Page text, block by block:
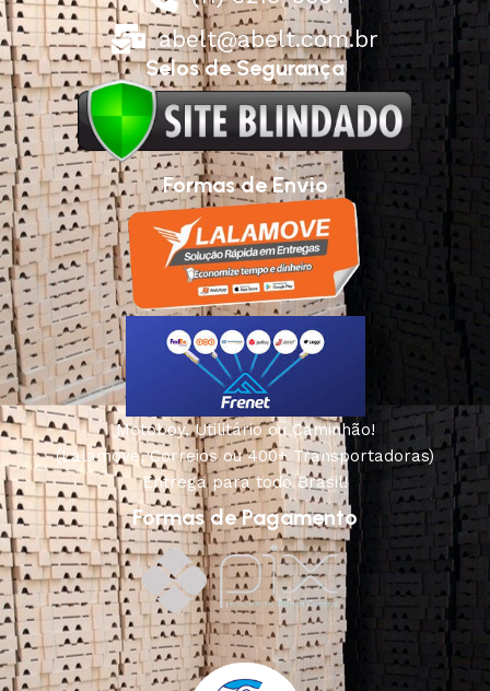
abelt@abelt.com.br
Selos de Segurança
Formas de Envio
Motoboy, Utilitário ou Caminhão!
(Lalamove, Correios ou 400+ Transportadoras)
Entrega para todo Brasil!
Formas de Pagamento